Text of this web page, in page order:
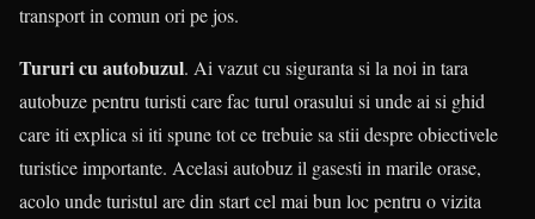
transport in comun ori pe jos.
Tururi cu autobuzul. Ai vazut cu siguranta si la noi in tara
autobuze pentru turisti care fac turul orasului si unde ai si ghid
care iti explica si iti spune tot ce trebuie sa stii despre obiectivele
turistice importante. Acelasi autobuz il gasesti in marile orase,
acolo unde turistul are din start cel mai bun loc pentru o vizita